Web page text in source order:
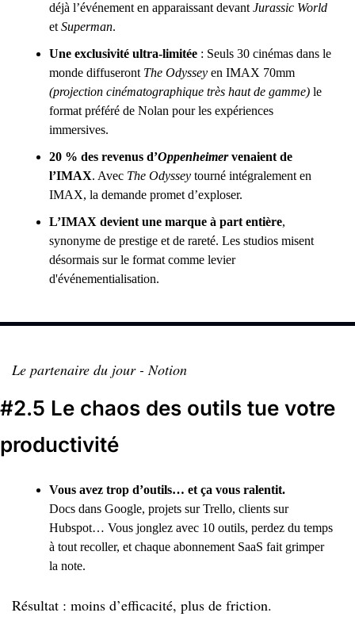
déjà l’événement en apparaissant devant Jurassic World
et Superman.
Une exclusivité ultra-limitée : Seuls 30 cinémas dans le
monde diffuseront The Odyssey en IMAX 70mm
(projection cinématographique très haut de gamme) le
format préféré de Nolan pour les expériences
immersives.
20 % des revenus d’Oppenheimer venaient de
l’IMAX. Avec The Odyssey tourné intégralement en
IMAX, la demande promet d’exploser.
L’IMAX devient une marque à part entière,
synonyme de prestige et de rareté. Les studios misent
désormais sur le format comme levier
d'événementialisation.
Le partenaire du jour - Notion
#2.5 Le chaos des outils tue votre
productivité
Vous avez trop d’outils… et ça vous ralentit.
Docs dans Google, projets sur Trello, clients sur
Hubspot… Vous jonglez avec 10 outils, perdez du temps
à tout recoller, et chaque abonnement SaaS fait grimper
la note.
Résultat : moins d’efficacité, plus de friction.